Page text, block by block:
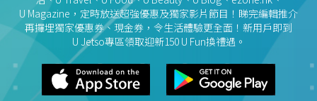
U Magazine，定時放送超強優惠及獨家影片節目！睇完編輯推介
再攞埋獨家優惠券、現金券，令生活體驗更全面！新用戶即到
U Jetso專區領取迎新150 U Fun換禮遇。